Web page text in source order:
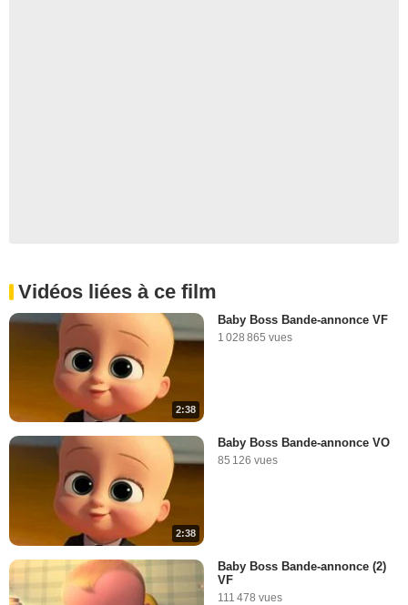
Vidéos liées à ce film
2:38
Baby Boss Bande-annonce VF
1 028 865 vues
2:38
Baby Boss Bande-annonce VO
85 126 vues
Baby Boss Bande-annonce (2)
VF
111 478 vues